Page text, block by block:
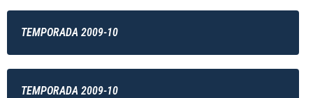
TEMPORADA 2009-10
TEMPORADA 2009-10